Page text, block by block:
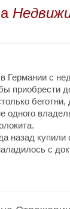
Германии с
приобрести
одного
назад купили
с